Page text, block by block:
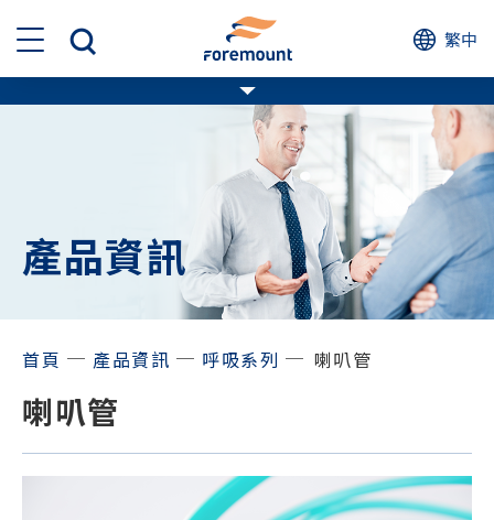
繁中
產品資訊
首頁 ─ 產品資訊 ─ 呼吸系列 ─ 喇叭管
喇叭管